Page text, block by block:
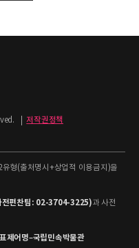
저작권정책
형(출처명시+상업적 이용금지)을
전편찬팀: 02-3704-3225)과 사전
제어명–국립민속박물관